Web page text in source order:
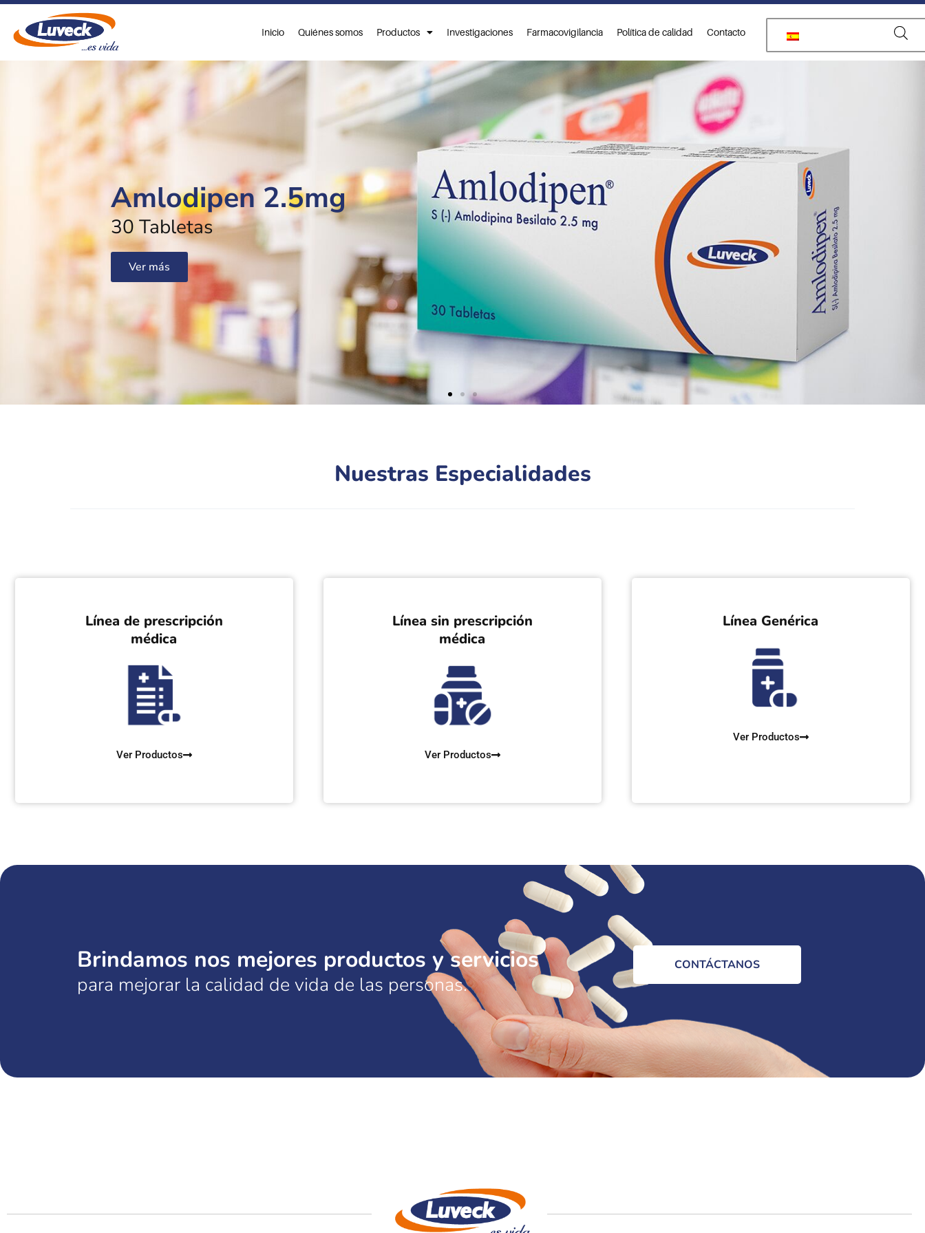
Ir
contenido
Inicio Quiénes somos Productos Investigaciones Farmacovigilancia Política de calidad Contacto
Amlodipen 2.5mg
30 Tabletas
Ver más
Nuestras Especialidades
Línea de prescripción
médica
Ver Productos
Línea sin prescripción
médica
Ver Productos
Línea Genérica
Ver Productos
Brindamos nos mejores productos y servicios
para mejorar la calidad de vida de las personas.
CONTÁCTANOS